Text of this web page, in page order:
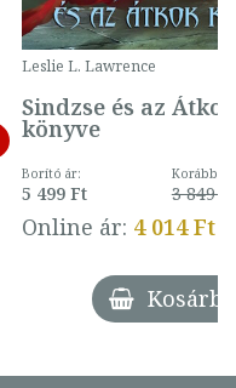
Leslie L. Lawrence
Sindzse és az Átkok
könyve
Borító ár:
5 499 Ft
Korábbi
3 849 Ft
Online ár: 4 014 Ft
Kosárba